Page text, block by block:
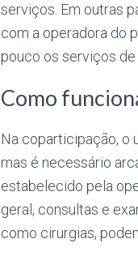
serviços. Em outras
com a operadora do
pouco os serviços de
Como
Na coparticipação, o
mas é necessário
estabelecido pela
geral, consultas e
como cirurgias,